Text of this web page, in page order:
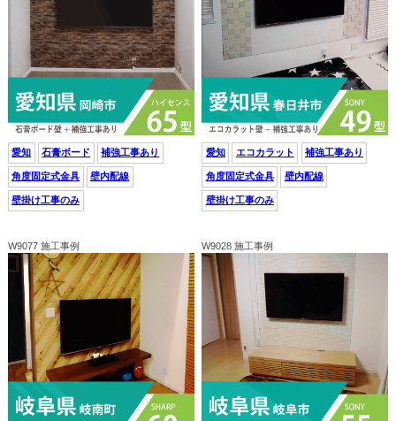
愛知 石膏ボード 補強工事あり
角度固定式金具 壁内配線
壁掛け工事のみ
愛知 エコカラット 補強工事あり
角度固定式金具 壁内配線
壁掛け工事のみ
W9077 施工事例 W9028 施工事例